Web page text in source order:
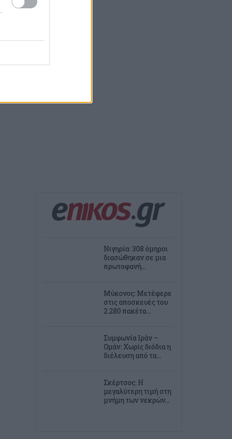
Νιγηρία: 308 όμηροι
διασώθηκαν σε μια
πρωτοφανή...
Μύκονος: Μετέφερε
στις αποσκευές του
2.280 πακέτα...
Συμφωνία Ιράν –
Ομάν: Χωρίς διόδια η
διέλευση από τα...
Σκέρτσος: Η
μεγαλύτερη τιμή στη
μνήμη των νεκρών...